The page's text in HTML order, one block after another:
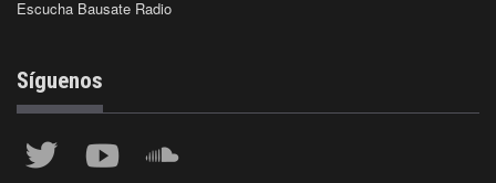
Escucha Bausate Radio
Síguenos